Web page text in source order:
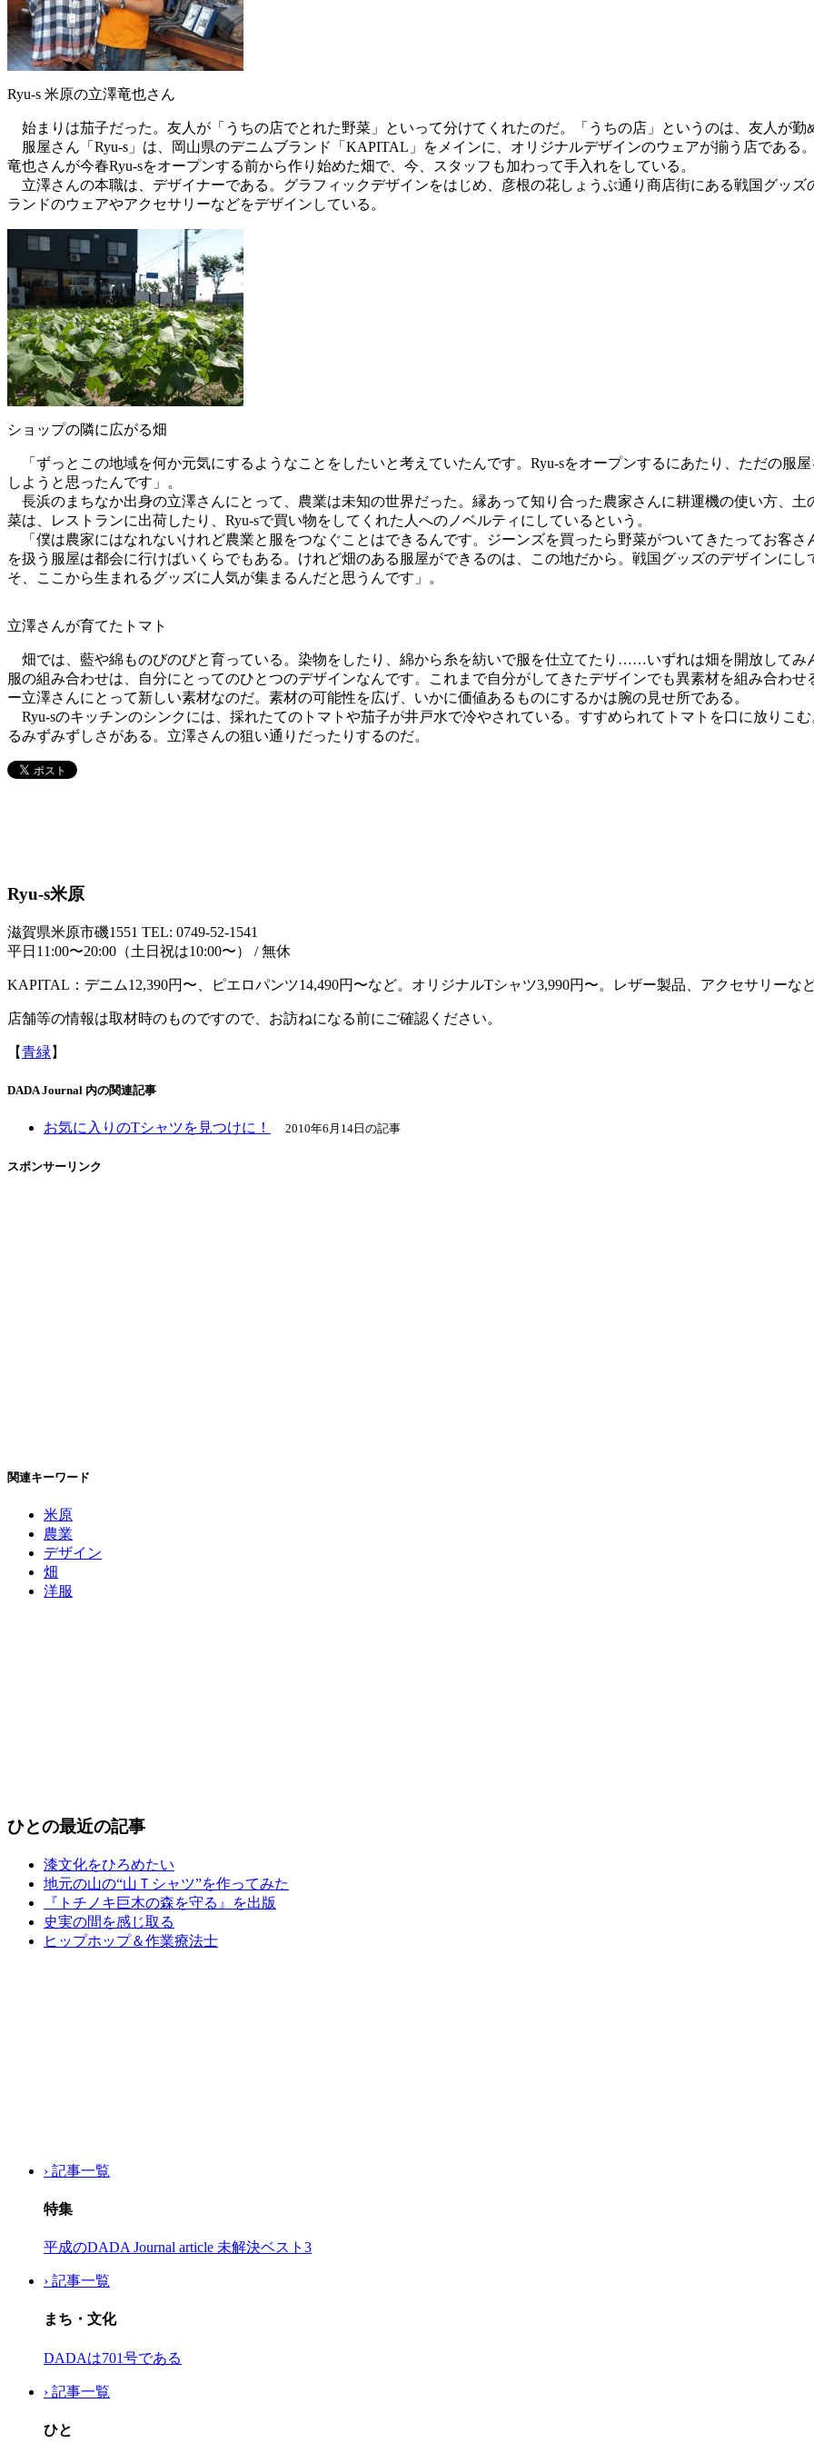
Ryu-s 米原の立澤竜也さん
始まりは茄子だった。友人が「うちの店でとれた野菜」といって分けてくれたのだ。「うちの店」というのは、友人が
服屋さん「Ryu-s」は、岡山県のデニムブランド「KAPITAL」をメインに、オリジナルデザインのウェアが揃う店である
竜也さんが今春Ryu-sをオープンする前から作り始めた畑で、今、スタッフも加わって手入れをしている。
立澤さんの本職は、デザイナーである。グラフィックデザインをはじめ、彦根の花しょうぶ通り商店街にある戦国グッズ
ランドのウェアやアクセサリーなどをデザインしている。
ショップの隣に広がる畑
「ずっとこの地域を何か元気にするようなことをしたいと考えていたんです。Ryu-sをオープンするにあたり、ただの服
しようと思ったんです」。
長浜のまちなか出身の立澤さんにとって、農業は未知の世界だった。縁あって知り合った農家さんに耕運機の使い方、
菜は、レストランに出荷したり、Ryu-sで買い物をしてくれた人へのノベルティにしているという。
「僕は農家にはなれないけれど農業と服をつなぐことはできるんです。ジーンズを買ったら野菜がついてきたってお客
を扱う服屋は都会に行けばいくらでもある。けれど畑のある服屋ができるのは、この地だから。戦国グッズのデザインに
そ、ここから生まれるグッズに人気が集まるんだと思うんです」。
立澤さんが育てたトマト
畑では、藍や綿ものびのびと育っている。染物をしたり、綿から糸を紡いで服を仕立てたり……いずれは畑を開放してみ
服の組み合わせは、自分にとってのひとつのデザインなんです。これまで自分がしてきたデザインでも異素材を組み合わ
ー立澤さんにとって新しい素材なのだ。素材の可能性を広げ、いかに価値あるものにするかは腕の見せ所である。
Ryu-sのキッチンのシンクには、採れたてのトマトや茄子が井戸水で冷やされている。すすめられてトマトを口に放りこ
るみずみずしさがある。立澤さんの狙い通りだったりするのだ。
Ryu-s米原
滋賀県米原市磯1551 TEL: 0749-52-1541
平日11:00〜20:00（土日祝は10:00〜） / 無休
KAPITAL：デニム12,390円〜、ピエロパンツ14,490円〜など。オリジナルTシャツ3,990円〜。レザー製品、アクセサリーなど
店舗等の情報は取材時のものですので、お訪ねになる前にご確認ください。
【青緑 】
DADA Journal 内の関連記事
お気に入りのTシャツを見つけに！ 2010年6月14日の記事
スポンサーリンク
関連キーワード
米原
農業
デザイン
畑
洋服
ひとの最近の記事
漆文化をひろめたい
地元の山の“山Ｔシャツ”を作ってみた
『トチノキ巨木の森を守る』を出版
史実の間を感じ取る
ヒップホップ＆作業療法士
› 記事一覧
特集
平成のDADA Journal article 未解決ベスト3
› 記事一覧
まち・文化
DADAは701号である
› 記事一覧
ひと